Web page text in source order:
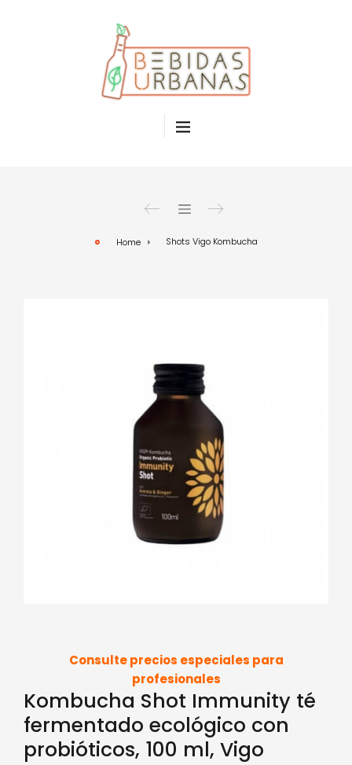
Home Shots Vigo Kombucha
Consulte precios especiales para
profesionales
Kombucha Shot Immunity té
fermentado ecológico con
probióticos, 100 ml, Vigo